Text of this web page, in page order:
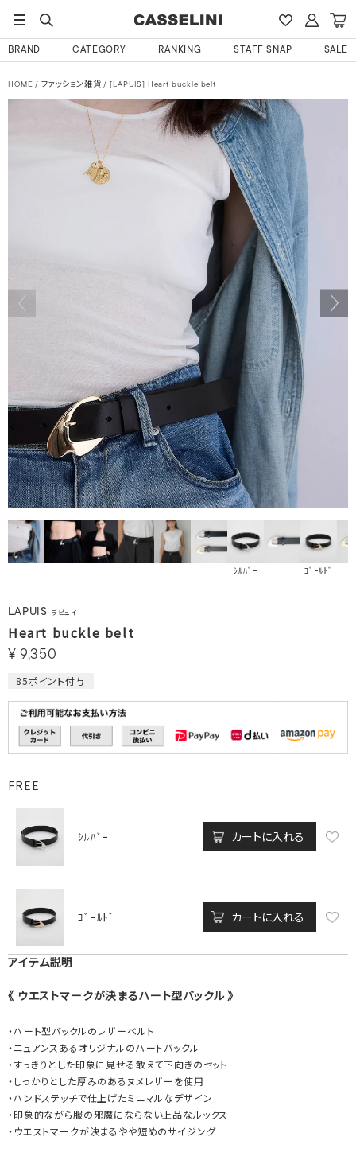
BRAND CATEGORY RANKING STAFF SNAP SALE
HOME ファッション雑貨 [LAPUIS] Heart buckle belt
ｼﾙﾊﾞｰ ｺﾞｰﾙﾄﾞ
LAPUIS ラピュイ
Heart buckle belt
¥ 9,350
85ポイント付与
FREE
ｼﾙﾊﾞｰ カートに入れる
ｺﾞｰﾙﾄﾞ カートに入れる
アイテム説明
《 ウエストマークが決まるハート型バックル 》
・ハート型バックルのレザーベルト
・ニュアンスあるオリジナルのハートバックル
・すっきりとした印象に見せる敢えて下向きのセット
・しっかりとした厚みのあるヌメレザーを使用
・ハンドステッチで仕上げたミニマルなデザイン
・印象的ながら服の邪魔にならない上品なルックス
・ウエストマークが決まるやや短めのサイジング